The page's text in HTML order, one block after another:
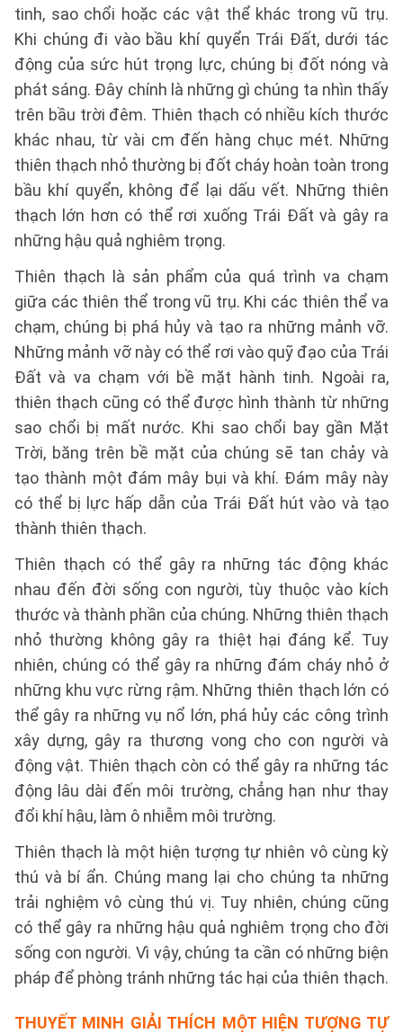
tinh, sao chổi hoặc các vật thể khác trong vũ trụ.
Khi chúng đi vào bầu khí quyển Trái Đất, dưới tác
động của sức hút trọng lực, chúng bị đốt nóng và
phát sáng. Đây chính là những gì chúng ta nhìn thấy
trên bầu trời đêm. Thiên thạch có nhiều kích thước
khác nhau, từ vài cm đến hàng chục mét. Những
thiên thạch nhỏ thường bị đốt cháy hoàn toàn trong
bầu khí quyển, không để lại dấu vết. Những thiên
thạch lớn hơn có thể rơi xuống Trái Đất và gây ra
những hậu quả nghiêm trọng.
Thiên thạch là sản phẩm của quá trình va chạm
giữa các thiên thể trong vũ trụ. Khi các thiên thể va
chạm, chúng bị phá hủy và tạo ra những mảnh vỡ.
Những mảnh vỡ này có thể rơi vào quỹ đạo của Trái
Đất và va chạm với bề mặt hành tinh. Ngoài ra,
thiên thạch cũng có thể được hình thành từ những
sao chổi bị mất nước. Khi sao chổi bay gần Mặt
Trời, băng trên bề mặt của chúng sẽ tan chảy và
tạo thành một đám mây bụi và khí. Đám mây này
có thể bị lực hấp dẫn của Trái Đất hút vào và tạo
thành thiên thạch.
Thiên thạch có thể gây ra những tác động khác
nhau đến đời sống con người, tùy thuộc vào kích
thước và thành phần của chúng. Những thiên thạch
nhỏ thường không gây ra thiệt hại đáng kể. Tuy
nhiên, chúng có thể gây ra những đám cháy nhỏ ở
những khu vực rừng rậm. Những thiên thạch lớn có
thể gây ra những vụ nổ lớn, phá hủy các công trình
xây dựng, gây ra thương vong cho con người và
động vật. Thiên thạch còn có thể gây ra những tác
động lâu dài đến môi trường, chẳng hạn như thay
đổi khí hậu, làm ô nhiễm môi trường.
Thiên thạch là một hiện tượng tự nhiên vô cùng kỳ
thú và bí ẩn. Chúng mang lại cho chúng ta những
trải nghiệm vô cùng thú vị. Tuy nhiên, chúng cũng
có thể gây ra những hậu quả nghiêm trọng cho đời
sống con người. Vì vậy, chúng ta cần có những biện
pháp để phòng tránh những tác hại của thiên thạch.
THUYẾT MINH GIẢI THÍCH MỘT HIỆN TƯỢNG TỰ